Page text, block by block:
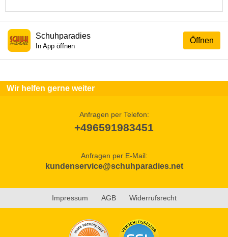
Öffnen
Schuhparadies
In App öffnen
Wir helfen gerne weiter
Anfragen per Telefon:
+496591983451
Anfragen per E-Mail:
kundenservice@schuhparadies.net
Impressum AGB Widerrufsrecht